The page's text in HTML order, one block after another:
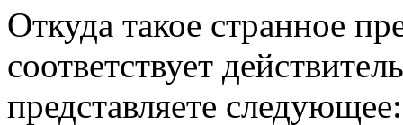
Откуда такое странное
соответствует
представляете следующее: